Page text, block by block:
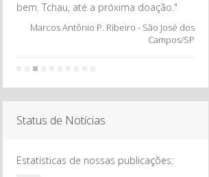
bem. Tchau, até a próxima doação."
Marcos Antônio P. Ribeiro - São José dos
Campos/SP
Status de Notícias